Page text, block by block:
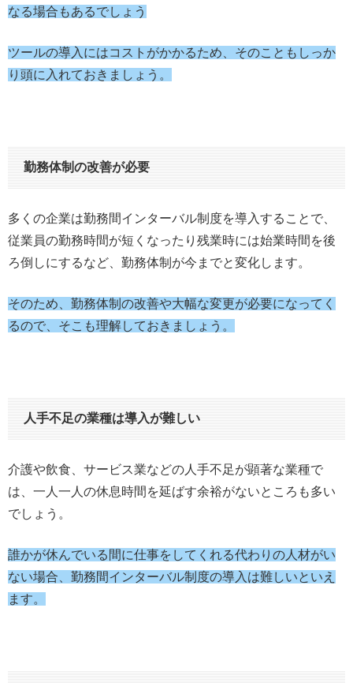
なる場合もあるでしょう
ツールの導入にはコストがかかるため、そのこともしっか
り頭に入れておきましょう。
勤務体制の改善が必要
多くの企業は勤務間インターバル制度を導入することで、
従業員の勤務時間が短くなったり残業時には始業時間を後
ろ倒しにするなど、勤務体制が今までと変化します。
そのため、勤務体制の改善や大幅な変更が必要になってく
るので、そこも理解しておきましょう。
人手不足の業種は導入が難しい
介護や飲食、サービス業などの人手不足が顕著な業種で
は、一人一人の休息時間を延ばす余裕がないところも多い
でしょう。
誰かが休んでいる間に仕事をしてくれる代わりの人材がい
ない場合、勤務間インターバル制度の導入は難しいといえ
ます。